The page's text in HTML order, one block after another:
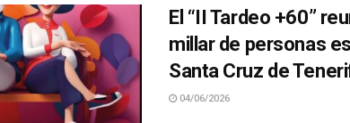
El “II Tardeo +60”
millar de personas
Santa Cruz de
04/06/2026